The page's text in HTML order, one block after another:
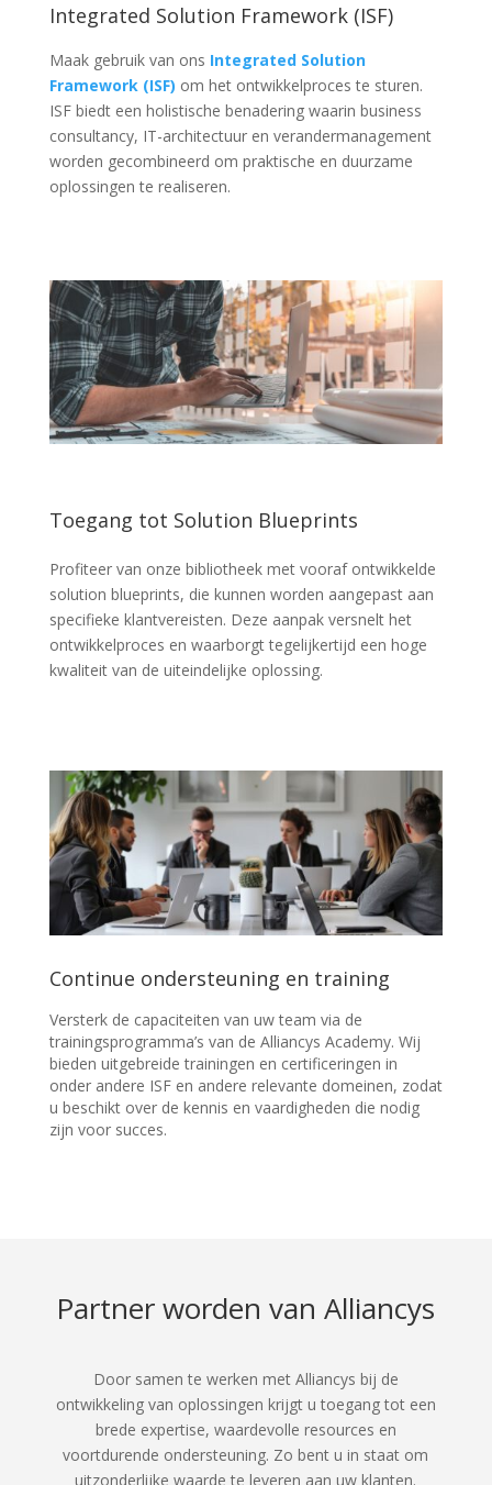
Integrated Solution Framework (ISF)
Maak gebruik van ons Integrated Solution
Framework (ISF) om het ontwikkelproces te sturen.
ISF biedt een holistische benadering waarin business
consultancy, IT-architectuur en verandermanagement
worden gecombineerd om praktische en duurzame
oplossingen te realiseren.
Toegang tot Solution Blueprints
Profiteer van onze bibliotheek met vooraf ontwikkelde
solution blueprints, die kunnen worden aangepast aan
specifieke klantvereisten. Deze aanpak versnelt het
ontwikkelproces en waarborgt tegelijkertijd een hoge
kwaliteit van de uiteindelijke oplossing.
Continue ondersteuning en training
Versterk de capaciteiten van uw team via de
trainingsprogramma’s van de Alliancys Academy. Wij
bieden uitgebreide trainingen en certificeringen in
onder andere ISF en andere relevante domeinen, zodat
u beschikt over de kennis en vaardigheden die nodig
zijn voor succes.
Partner worden van Alliancys
Door samen te werken met Alliancys bij de
ontwikkeling van oplossingen krijgt u toegang tot een
brede expertise, waardevolle resources en
voortdurende ondersteuning. Zo bent u in staat om
uitzonderlijke waarde te leveren aan uw klanten.